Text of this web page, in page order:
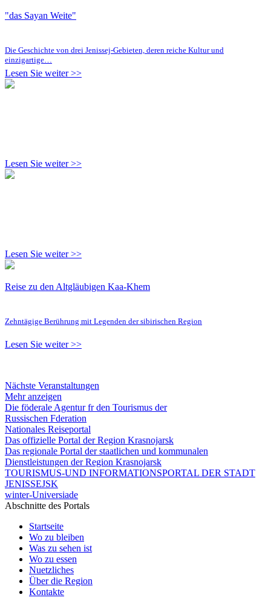
"das Sayan Weite"
Die Geschichte von drei Jenissej-Gebieten, deren reiche Kultur und
einzigartige…
Lesen Sie weiter >>
Lesen Sie weiter >>
Lesen Sie weiter >>
Reise zu den Altgläubigen Kaa-Khem
Zehntägige Berührung mit Legenden der sibirischen Region
Lesen Sie weiter >>
Nächste Veranstaltungen
Mehr anzeigen
Die föderale Agentur fr den Tourismus der
Russischen Fderation
Nationales Reiseportal
Das offizielle Portal der Region Krasnojarsk
Das regionale Portal der staatlichen und kommunalen
Dienstleistungen der Region Krasnojarsk
TOURISMUS-UND INFORMATIONSPORTAL DER STADT
JENISSEJSK
winter-Universiade
Abschnitte des Portals
Startseite
Wo zu bleiben
Was zu sehen ist
Wo zu essen
Nuetzliches
Über die Region
Kontakte